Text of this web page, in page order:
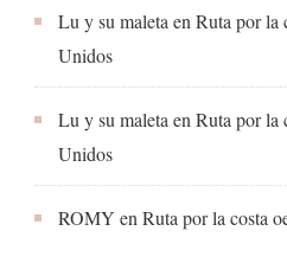
Lu y su maletaenRuta por la
Unidos
Lu y su maletaenRuta por la
Unidos
ROMY enRuta por la costa